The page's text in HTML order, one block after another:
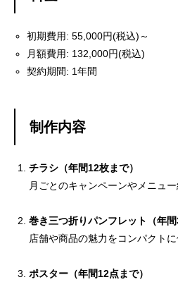
初期費用: 55,000円(税込)～
月額費用: 132,000円(税込)
契約期間: 1年間
制作内容
チラシ（年間12枚まで）
月ごとのキャンペーンやメニュー
巻き三つ折りパンフレット（年間
店舗や商品の魅力をコンパクトに
ポスター（年間12点まで）